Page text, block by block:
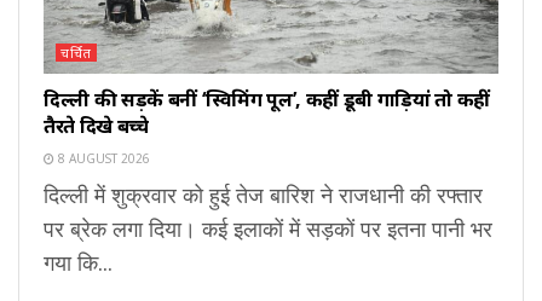
चर्चित
दिल्ली की सड़कें बनीं ‘स्विमिंग पूल’, कहीं डूबी गाड़ियां तो कहीं
तैरते दिखे बच्चे
8 AUGUST 2026
दिल्ली में शुक्रवार को हुई तेज बारिश ने राजधानी की रफ्तार
पर ब्रेक लगा दिया। कई इलाकों में सड़कों पर इतना पानी भर
गया कि...